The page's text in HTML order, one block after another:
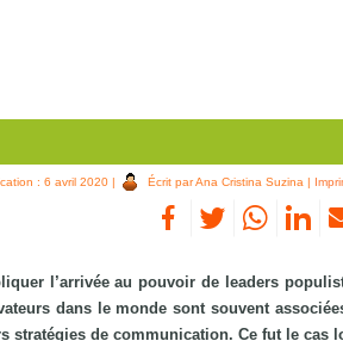
: 6 avril 2020 | Écrit par Ana Cristina Suzina |
l’arrivée au pouvoir de leaders
dans le monde sont souvent
stratégies de communication. Ce fut le cas